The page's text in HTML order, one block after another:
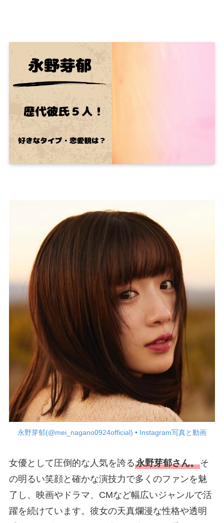
永野芽郁(@mei_nagano0924official) • Instagram写真と動画
女優として圧倒的な人気を誇る永野芽郁さん。そ
の明るい笑顔と確かな演技力で多くのファンを魅
了し、映画やドラマ、CMなど幅広いジャンルで活
躍を続けています。彼女の天真爛漫な性格や透明